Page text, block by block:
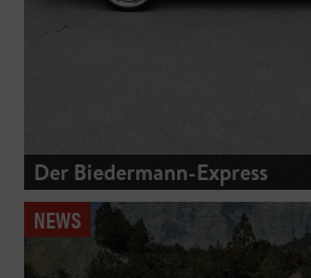
Der Biedermann-Express
NEWS